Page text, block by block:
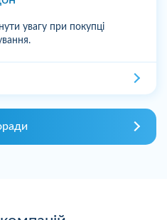
увагу при покупці